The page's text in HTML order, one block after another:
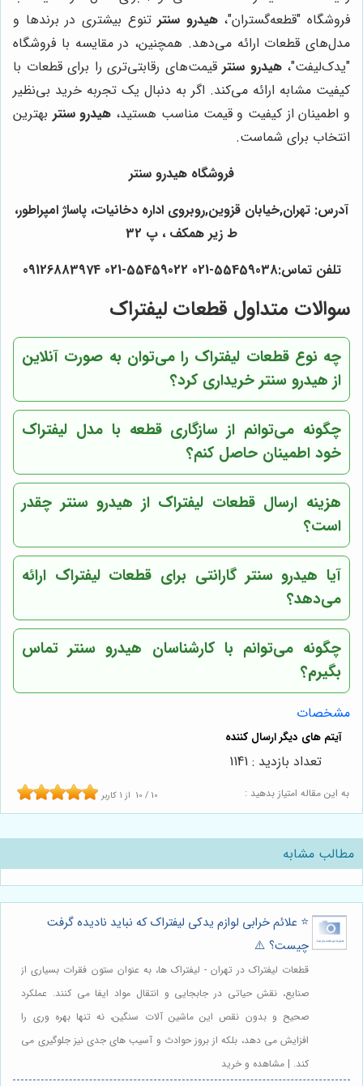
فروشگاه "قطعه‌گستران"،هیدرو سنتر تنوع بیشتری در برندها و
مدل‌های قطعات ارائه می‌دهد. همچنین، در مقایسه با فروشگاه
"یدک‌لیفت"،هیدرو سنتر قیمت‌های رقابتی‌تری را برای قطعات با
کیفیت مشابه ارائه می‌کند. اگر به دنبال یک تجربه خرید بی‌نظیر
و اطمینان از کیفیت و قیمت مناسب هستید، هیدرو سنتر بهترین
انتخاب برای شماست.
فروشگاه هیدرو سنتر
آدرس: تهران,خیابان قزوین,روبروی اداره دخانیات، پاساژ امپراطور،
ط زیر همکف ، پ 32
تلفن تماس:55459038-021 55459022-021 09126883974
سوالات متداول قطعات لیفتراک
چه نوع قطعات لیفتراک را می‌توان به صورت آنلاین
از هیدرو سنتر خریداری کرد؟
چگونه می‌توانم از سازگاری قطعه با مدل لیفتراک
خود اطمینان حاصل کنم؟
هزینه ارسال قطعات لیفتراک از هیدرو سنتر چقدر
است؟
آیا هیدرو سنتر گارانتی برای قطعات لیفتراک ارائه
می‌دهد؟
چگونه می‌توانم با کارشناسان هیدرو سنتر تماس
بگیرم؟
مشخصات
به این مقاله امتیاز بدهید : 10 / 10 از1 کاربر
تعداد بازدید : 1141
مطالب مشابه
⭐️ علائم خرابی لوازم یدکی لیفتراک که نباید نادیده گرفت
چیست؟ ⚠️
قطعات لیفتراک در تهران - لیفتراک ها، به عنوان ستون فقرات بسیاری از
صنایع، نقش حیاتی در جابجایی و انتقال مواد ایفا می کنند. عملکرد
صحیح و بدون نقص این ماشین آلات سنگین، نه تنها بهره وری را
افزایش می دهد، بلکه از بروز حوادث و آسیب های جدی نیز جلوگیری می
کند. | مشاهده و خرید